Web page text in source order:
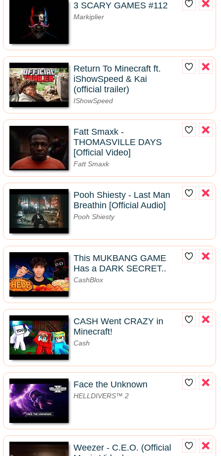
3 SCARY GAMES #112
Markiplier
Return To Minecraft ft.
iShowSpeed & Kai
(official trailer)
IShowSpeed
Fatt Smaxk -
THOMASVILLE DAYS
[Official Video]
Fatt Smaxk
Pooh Shiesty - Last Man
Breathin [Official Audio]
Pooh Shiesty
This MUKBANG GAME
Has a DARK SECRET..
CashBlox
CASH Went CRAZY in
Minecraft!
Cash
Face the Unknown
HELLDIVERS™ 2
Weezer - C.E.O. (Official